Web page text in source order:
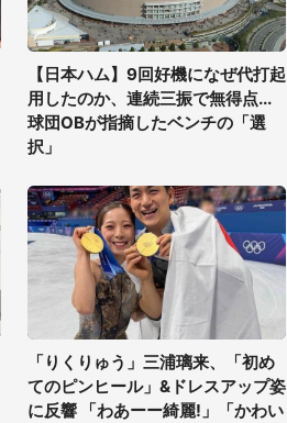
【日本ハム】9回好機になぜ代打起
用したのか、連続三振で無得点...
球団OBが指摘したベンチの「選
択」
「りくりゅう」三浦璃来、「初め
てのピンヒール」&ドレスアップ姿
に反響 「わあーー綺麗!」「かわい